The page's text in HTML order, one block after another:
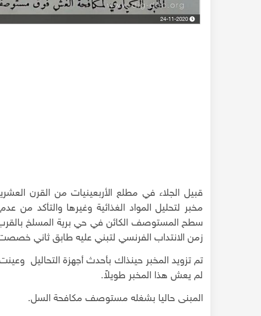
قبيل الجلاء في مطلع الأربعينيات من القرن
مخبر لتحليل المواد الغذائية وغيرها والتأكد
سطح المستوصف الكائن في حي برية المسلخ
زمن الانتداب الفرنسي لتبني عليه طابق ثاني
تم تزويد المخبر حينذاك بأحدث أجهزة التحاليل
لم يعش هذا المخبر طويلاً.
المبنى حاليا بشغله مستوصف مكافحة السل.
عن ترميم باب النصر بحلب - المحامي علاء السيد